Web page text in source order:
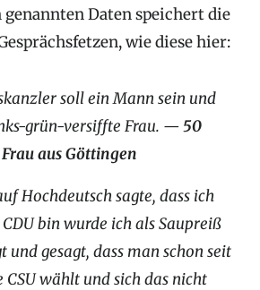
genannten Daten speichert die
wie diese hier:
soll ein Mann sein und
grün-versiffte Frau. —50
aus Göttingen
Hochdeutsch sagte, dass ich
bin wurde ich als Saupreiß
und gesagt, dass man schon seit
CSU wählt und sich das nicht